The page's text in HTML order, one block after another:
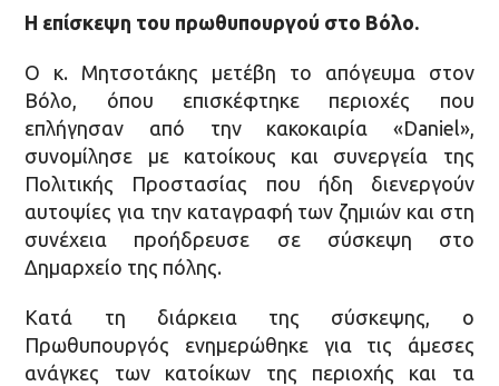
Η επίσκεψη του πρωθυπουργού στο Βόλο.
Ο κ. Μητσοτάκης μετέβη το απόγευμα στον
Βόλο, όπου επισκέφτηκε περιοχές που
επλήγησαν από την κακοκαιρία «Daniel»,
συνομίλησε με κατοίκους και συνεργεία της
Πολιτικής Προστασίας που ήδη διενεργούν
αυτοψίες για την καταγραφή των ζημιών και στη
συνέχεια προήδρευσε σε σύσκεψη στο
Δημαρχείο της πόλης.
Κατά τη διάρκεια της σύσκεψης, ο
Πρωθυπουργός ενημερώθηκε για τις άμεσες
ανάγκες των κατοίκων της περιοχής και τα